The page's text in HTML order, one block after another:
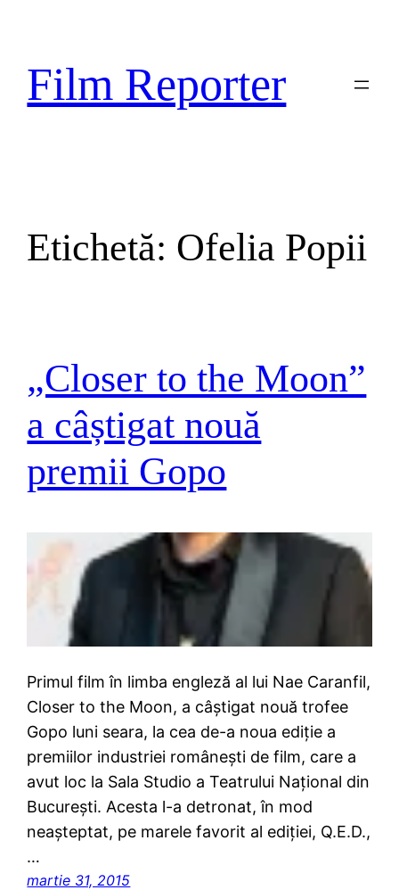
conținut
Film Reporter
Etichetă: Ofelia Popii
„Closer to the Moon”
a câștigat nouă
premii Gopo
Primul film în limba engleză al lui Nae Caranfil,
Closer to the Moon, a câștigat nouă trofee
Gopo luni seara, la cea de-a noua ediție a
premiilor industriei românești de film, care a
avut loc la Sala Studio a Teatrului Național din
București. Acesta l-a detronat, în mod
neașteptat, pe marele favorit al ediției, Q.E.D.,
…
martie 31, 2015